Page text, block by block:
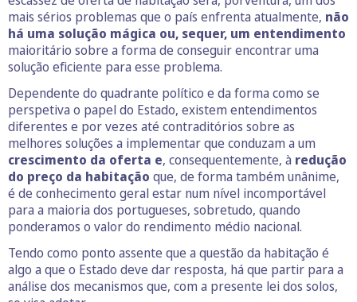
mais sérios problemas que o país enfrenta atualmente, não
há uma solução mágica ou, sequer, um entendimento
maioritário sobre a forma de conseguir encontrar uma
solução eficiente para esse problema.
Dependente do quadrante político e da forma como se
perspetiva o papel do Estado, existem entendimentos
diferentes e por vezes até contraditórios sobre as
melhores soluções a implementar que conduzam a um
crescimento da oferta e, consequentemente, à redução
do preço da habitação que, de forma também unânime,
é de conhecimento geral estar num nível incomportável
para a maioria dos portugueses, sobretudo, quando
ponderamos o valor do rendimento médio nacional.
Tendo como ponto assente que a questão da habitação é
algo a que o Estado deve dar resposta, há que partir para a
análise dos mecanismos que, com a presente lei dos solos,